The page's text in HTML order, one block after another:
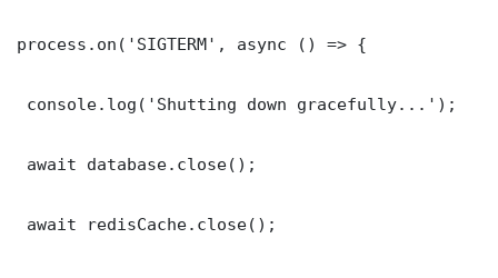
process.on('SIGTERM', async () => {
console.log('Shutting down gracefully...');
await database.close();
await redisCache.close();